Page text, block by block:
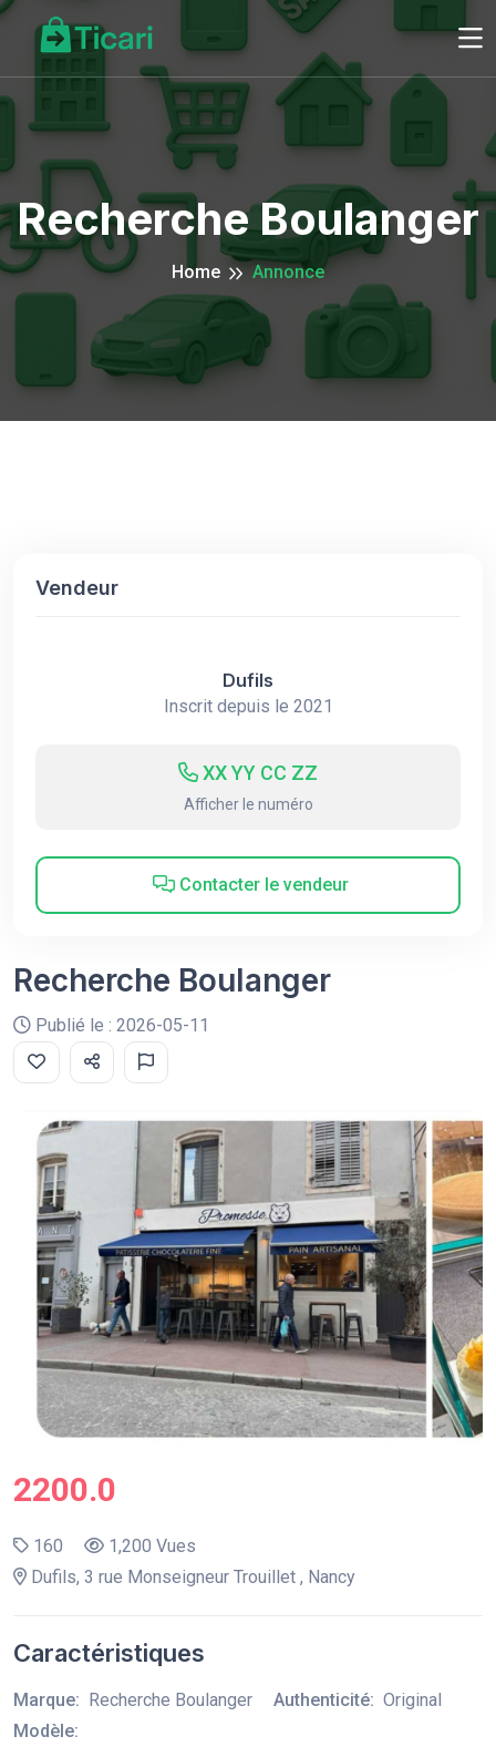
Recherche Boulanger
Home Annonce
Vendeur
Dufils
Inscrit depuis le 2021
XX YY CC ZZ
Afficher le numéro
Contacter le vendeur
Recherche Boulanger
Publié le : 2026-05-11
2200.0
160
1,200 Vues
Dufils, 3 rue Monseigneur Trouillet , Nancy
Caractéristiques
Marque: Recherche Boulanger Authenticité: Original
Modèle: